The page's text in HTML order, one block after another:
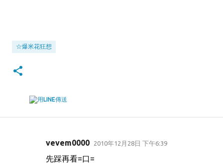
☆爆米花狂想
vevem0000 2010年12月28日 下午6:39
先踩再看=口=